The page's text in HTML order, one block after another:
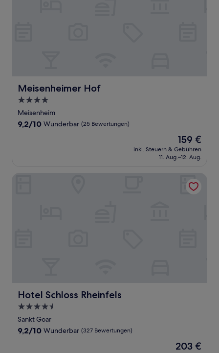
Meisenheimer Hof
Meisenheimer Hof
4.0-
Sterne-
Unterkunft
Meisenheim
9.2
9,2/10 Wunderbar (25 Bewertungen)
Der
Preis
beträgt
159 €
inkl. Steuern & Gebühren
11. Aug.–12. Aug.
Hotel Schloss Rheinfels
Hotel Schloss Rheinfels
4.5-
Sterne-
Unterkunft
Sankt Goar
9.2
9,2/10 Wunderbar (327 Bewertungen)
Der
203 €